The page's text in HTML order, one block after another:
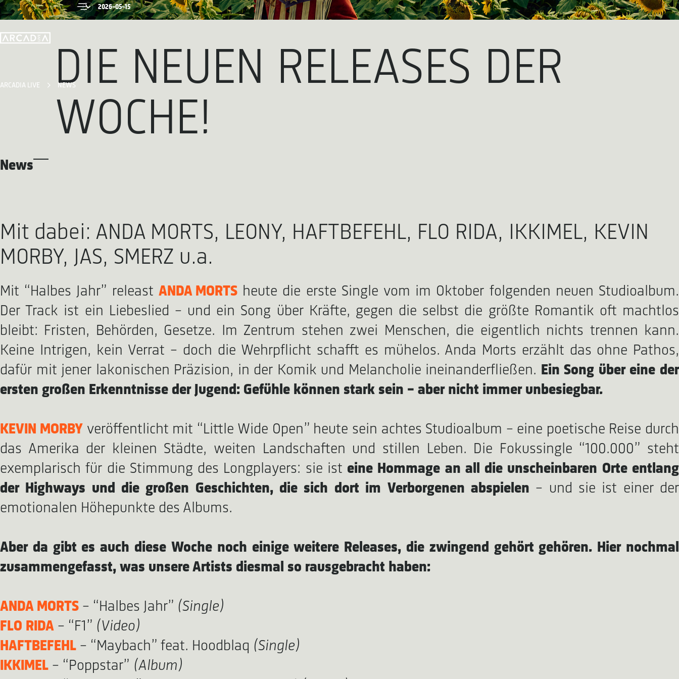
ARCADIA LIVE NEWS
2026-05-15
DIE NEUEN RELEASES DER
WOCHE!
News
Mit dabei: ANDA MORTS, LEONY, HAFTBEFEHL, FLO RIDA, IKKIMEL, KEVIN
MORBY, JAS, SMERZ u.a.
Mit “Halbes Jahr” releast ANDA MORTSheute die erste Single vom im Oktober folgenden neuen Studioalbum.
Der Track ist ein Liebeslied – und ein Song über Kräfte, gegen die selbst die größte Romantik oft machtlos
bleibt: Fristen, Behörden, Gesetze. Im Zentrum stehen zwei Menschen, die eigentlich nichts trennen kann.
Keine Intrigen, kein Verrat – doch die Wehrpflicht schafft es mühelos. Anda Morts erzählt das ohne Pathos,
dafür mit jener lakonischen Präzision, in der Komik und Melancholie ineinanderfließen. Ein Song über eine der
ersten großen Erkenntnisse der Jugend: Gefühle können stark sein – aber nicht immer unbesiegbar.
KEVIN MORBY veröffentlicht mit “Little Wide Open” heute sein achtes Studioalbum – eine poetische Reise durch
das Amerika der kleinen Städte, weiten Landschaften und stillen Leben. Die Fokussingle “100.000” steht
exemplarisch für die Stimmung des Longplayers: sie ist eine Hommage an all die unscheinbaren Orte entlang
der Highways und die großen Geschichten, die sich dort im Verborgenen abspielen – und sie ist einer der
emotionalen Höhepunkte des Albums.
Aber da gibt es auch diese Woche noch einige weitere Releases, die zwingend gehört gehören. Hier nochmal
zusammengefasst, was unsere Artists diesmal so rausgebracht haben:
ANDA MORTS – “Halbes Jahr” (Single)
FLO RIDA – “F1” (Video)
HAFTBEFEHL – “Maybach” feat. Hoodblaq (Single)
IKKIMEL – “Poppstar” (Album)